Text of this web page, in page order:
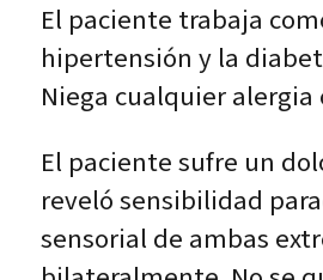
El paciente trabaja
hipertensión y la
Niega cualquier
El paciente sufre un
reveló sensibilidad
sensorial de ambas